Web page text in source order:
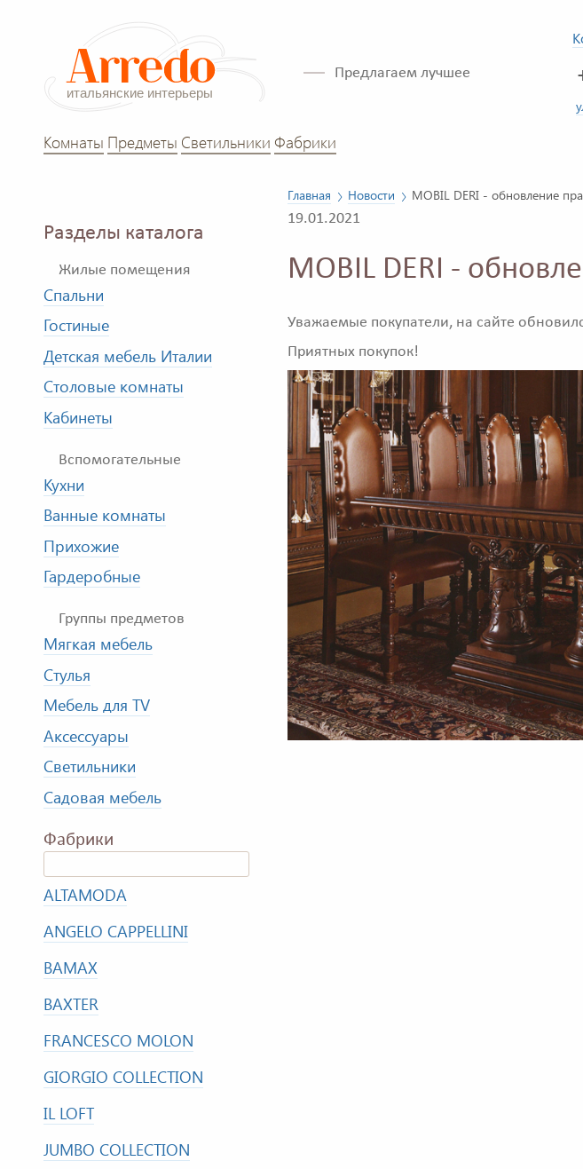
Предлагаем лучшее
Комнаты Предметы Светильники Фабрики
Разделы каталога
Жилые помещения
Спальни
Гостиные
Детская мебель Италии
Столовые комнаты
Кабинеты
Вспомогательные
Кухни
Ванные комнаты
Прихожие
Гардеробные
Группы предметов
Мягкая мебель
Стулья
Мебель для TV
Аксессуары
Светильники
Садовая мебель
Фабрики
ALTAMODA
ANGELO CAPPELLINI
BAMAX
BAXTER
FRANCESCO MOLON
GIORGIO COLLECTION
IL LOFT
JUMBO COLLECTION
Главная Новости
MOBIL DERI - обновление
19.01.2021
MOBIL DERI -
Уважаемые покупатели, на сайте
Приятных покупок!